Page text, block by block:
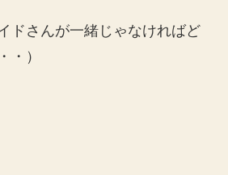
ドさんが一緒じゃなければど
・）